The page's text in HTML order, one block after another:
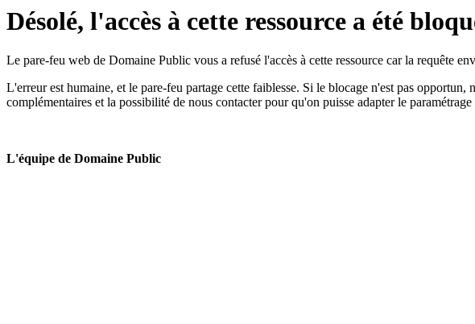
Désolé, l'accès à cette ressource a été
Le pare-feu web de Domaine Public vous a refusé l'accès à cette ressource car la requête
L'erreur est humaine, et le pare-feu partage cette faiblesse. Si le blocage n'est pas opportun,
complémentaires et la possibilité de nous contacter pour qu'on puisse adapter le
L'équipe de Domaine Public